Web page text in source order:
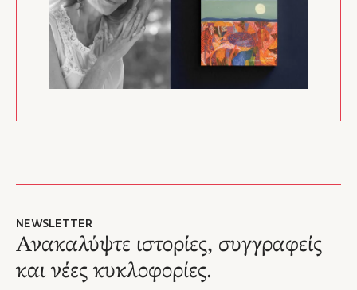
NEWSLETTER
Ανακαλύψτε ιστορίες, συγγραφείς
και νέες κυκλοφορίες.